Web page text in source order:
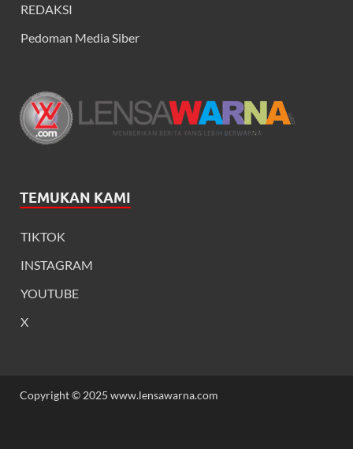
REDAKSI
Pedoman Media Siber
TEMUKAN KAMI
TIKTOK
INSTAGRAM
YOUTUBE
X
Copyright © 2025 www.lensawarna.com